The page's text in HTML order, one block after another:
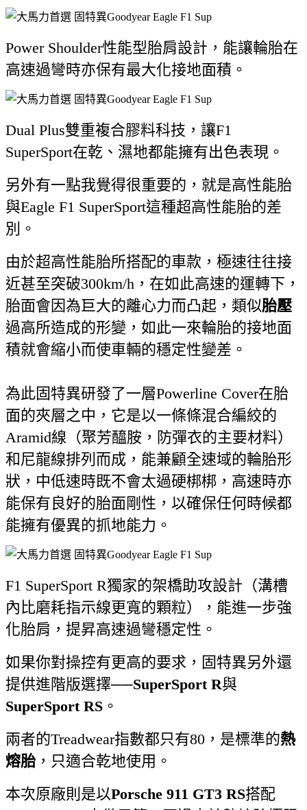
Power Shoulder性能型胎肩設計，能讓輪胎在
高速過彎時亦保有最大化接地面積。
Dual Plus雙重複合膠料科技，讓F1
SuperSport在乾、濕地都能擁有出色表現。
另外有一點我覺得很重要的，就是高性能胎
與Eagle F1 SuperSport這種超高性能胎的差
別。
由於超高性能胎所搭配的車款，極速往往接
近甚至突破300km/h，在如此高速的運轉下，
胎面會因為巨大的離心力而凸起，類似胎壓
過高所造成的形變，如此一來輪胎的接地面
積就會縮小而使車輛的穩定性變差。
為此固特異研發了一層Powerline Cover在胎
面的夾層之中，它是以一條條混合編絞的
Aramid線（聚芳醯胺，防彈衣的主要材料）
和尼龍線排列而成，能兼顧全速域的輪胎形
狀，中低速時既不會太過硬梆梆，高速時亦
能保有良好的胎面剛性，以確保任何時候都
能擁有優異的抓地能力。
F1 SuperSport R獨家的架橋助攻設計（溝槽
內比磨耗指示線更寬的顆粒），能進一步強
化胎肩，提昇高速過彎穩定性。
如果你對操控有更高的要求，固特異另外還
提供進階版選擇──SuperSport R與
SuperSport RS 。
兩者的Treadwear指數都只有80，是標準的熱
熔胎 ，只適合乾地使用。
本次原廠則是以Porsche 911 GT3 RS搭配